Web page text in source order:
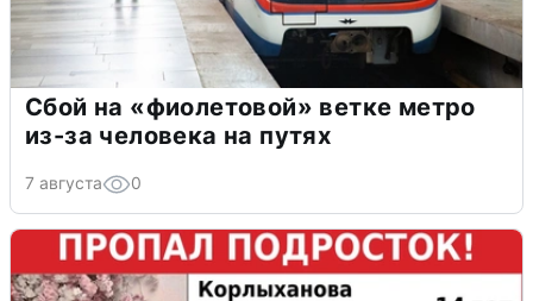
Сбой на «фиолетовой» ветке метро
из-за человека на путях
7 августа 0